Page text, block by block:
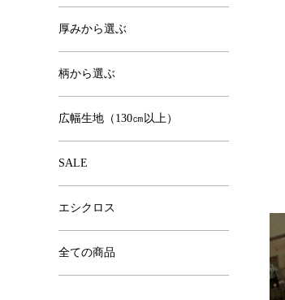
厚みから選ぶ
柄から選ぶ
広幅生地（130㎝以上）
SALE
エシクロス
全ての商品